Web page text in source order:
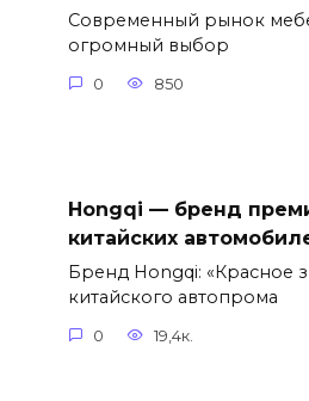
Современный рынок
огромный выбор
0 850
Hongqi — бренд
китайских
Бренд Hongqi: «Красное
китайского автопрома
0 19,4к.